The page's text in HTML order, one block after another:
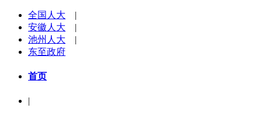
全国人大 |
安徽人大 |
池州人大 |
东至政府
首页
|